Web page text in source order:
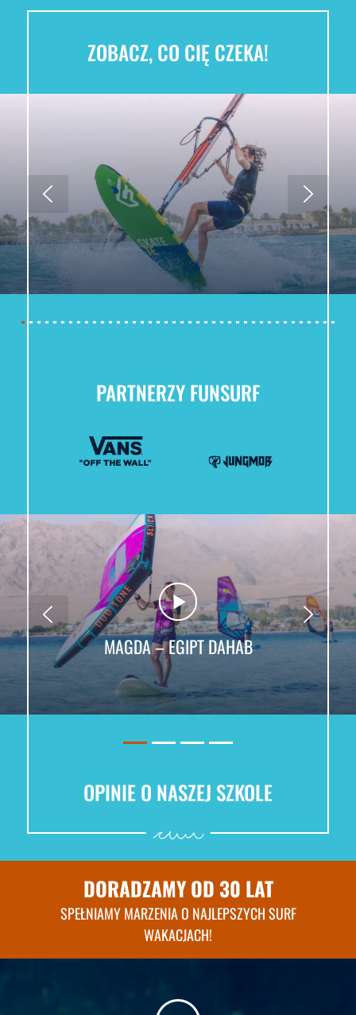
ZOBACZ, CO CIĘ CZEKA!
PARTNERZY FUNSURF
MAGDA – EGIPT DAHAB
OPINIE O NASZEJ SZKOLE
DORADZAMY OD 30 LAT
SPEŁNIAMY MARZENIA O NAJLEPSZYCH SURF
WAKACJACH!